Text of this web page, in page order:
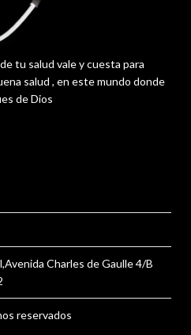
tu salud vale y cuesta para
salud , en este mundo donde
de Dios
Charles de Gaulle 4/B
reservados